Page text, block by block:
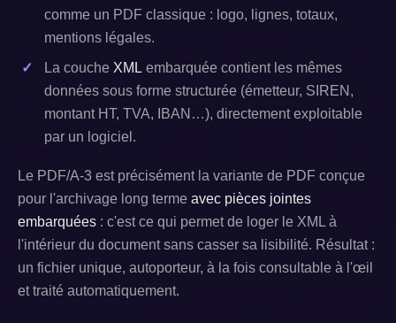
comme un PDF classique : logo, lignes, totaux,
mentions légales.
La couche XML embarquée contient les mêmes
données sous forme structurée (émetteur, SIREN,
montant HT, TVA, IBAN…), directement exploitable
par un logiciel.
Le PDF/A-3 est précisément la variante de PDF conçue
pour l'archivage long terme avec pièces jointes
embarquées : c'est ce qui permet de loger le XML à
l'intérieur du document sans casser sa lisibilité. Résultat :
un fichier unique, autoporteur, à la fois consultable à l'œil
et traité automatiquement.